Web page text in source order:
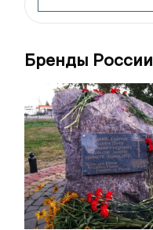
Бренды России